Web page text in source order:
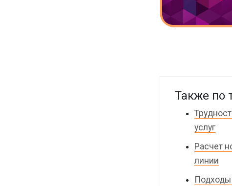
Также по
услуг
Расчет
линии
Подходы